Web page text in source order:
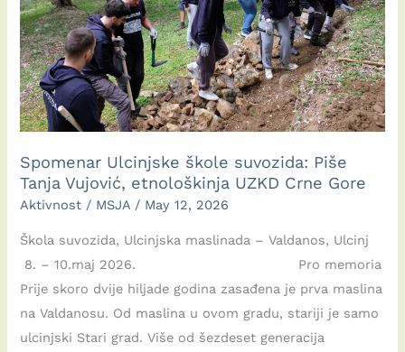
Spomenar Ulcinjske škole suvozida: Piše
Tanja Vujović, etnološkinja UZKD Crne Gore
Aktivnost / MSJA / May 12, 2026
Škola suvozida, Ulcinjska maslinada – Valdanos, Ulcinj
8. – 10.maj 2026. Pro memoria
Prije skoro dvije hiljade godina zasađena je prva maslina
na Valdanosu. Od maslina u ovom gradu, stariji je samo
ulcinjski Stari grad. Više od šezdeset generacija